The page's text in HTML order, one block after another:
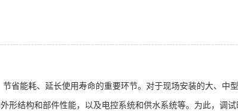
省能耗、延长使用寿命的重要环节。对于现场安装的大、中
形结构和部件性能，以及电控系统和供水系统等。为此，调